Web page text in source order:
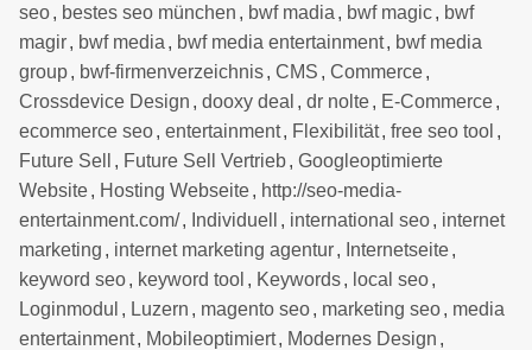
seo, bestes seo münchen , bwf madia , bwf magic, bwf
magir, bwf media , bwf media entertainment, bwf media
group, bwf-firmenverzeichnis, CMS , Commerce,
Crossdevice Design , dooxy deal , dr nolte, E-Commerce,
ecommerce seo, entertainment, Flexibilität, free seo tool ,
Future Sell
, Future Sell Vertrieb, Googleoptimierte
Website, Hosting Webseite, http://seo-media-
entertainment.com/, Individuell , international seo, internet
marketing , internet marketing agentur, Internetseite,
keyword seo, keyword tool , Keywords, local seo,
Loginmodul , Luzern , magento seo, marketing seo, media
entertainment, Mobileoptimiert, Modernes Design ,